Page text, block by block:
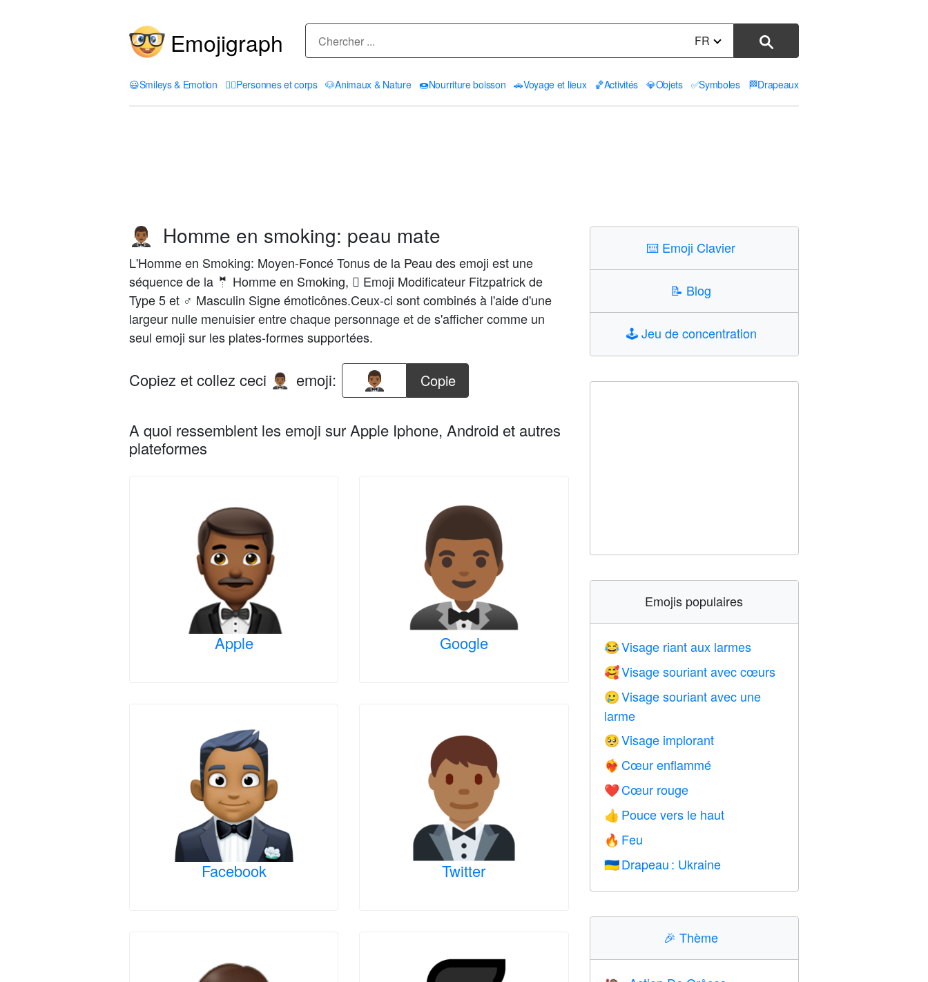
Emojigraph FR
😃Smileys & Emotion 🤦‍♀️Personnes et corps 🐶Animaux & Nature 🍩Nourriture boisson 🚗Voyage et lieux 🏀Activités 💎Objets ✅Symboles 🏁Drapeaux
🤵🏾‍♂️ Homme en smoking: peau mate
L'Homme en Smoking: Moyen-Foncé Tonus de la Peau des emoji est une
séquence de la 🤵 Homme en Smoking, 🏾 Emoji Modificateur Fitzpatrick de
Type 5 et ♂ Masculin Signe émoticônes.Ceux-ci sont combinés à l'aide d'une
largeur nulle menuisier entre chaque personnage et de s'afficher comme un
seul emoji sur les plates-formes supportées.
Copiez et collez ceci 🤵🏾‍♂️ emoji: Copie
A quoi ressemblent les emoji sur Apple Iphone, Android et autres
plateformes
Apple Google
Facebook Twitter
⌨️ Emoji Clavier
📝 Blog
🕹️Jeu de concentration
Emojis populaires
😂Visage riant aux larmes
🥰Visage souriant avec cœurs
🥲 Visage souriant avec une
larme
🥺 Visage implorant
❤️‍🔥 Cœur enflammé
❤️ Cœur rouge
👍 Pouce vers le haut
🔥 Feu
🇺🇦 Drapeau : Ukraine
🎉Thème